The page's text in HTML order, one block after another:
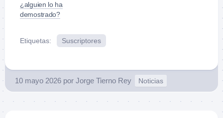
¿alguien lo ha
demostrado?
Etiquetas: Suscriptores
10 mayo 2026 por Jorge Tierno Rey Noticias